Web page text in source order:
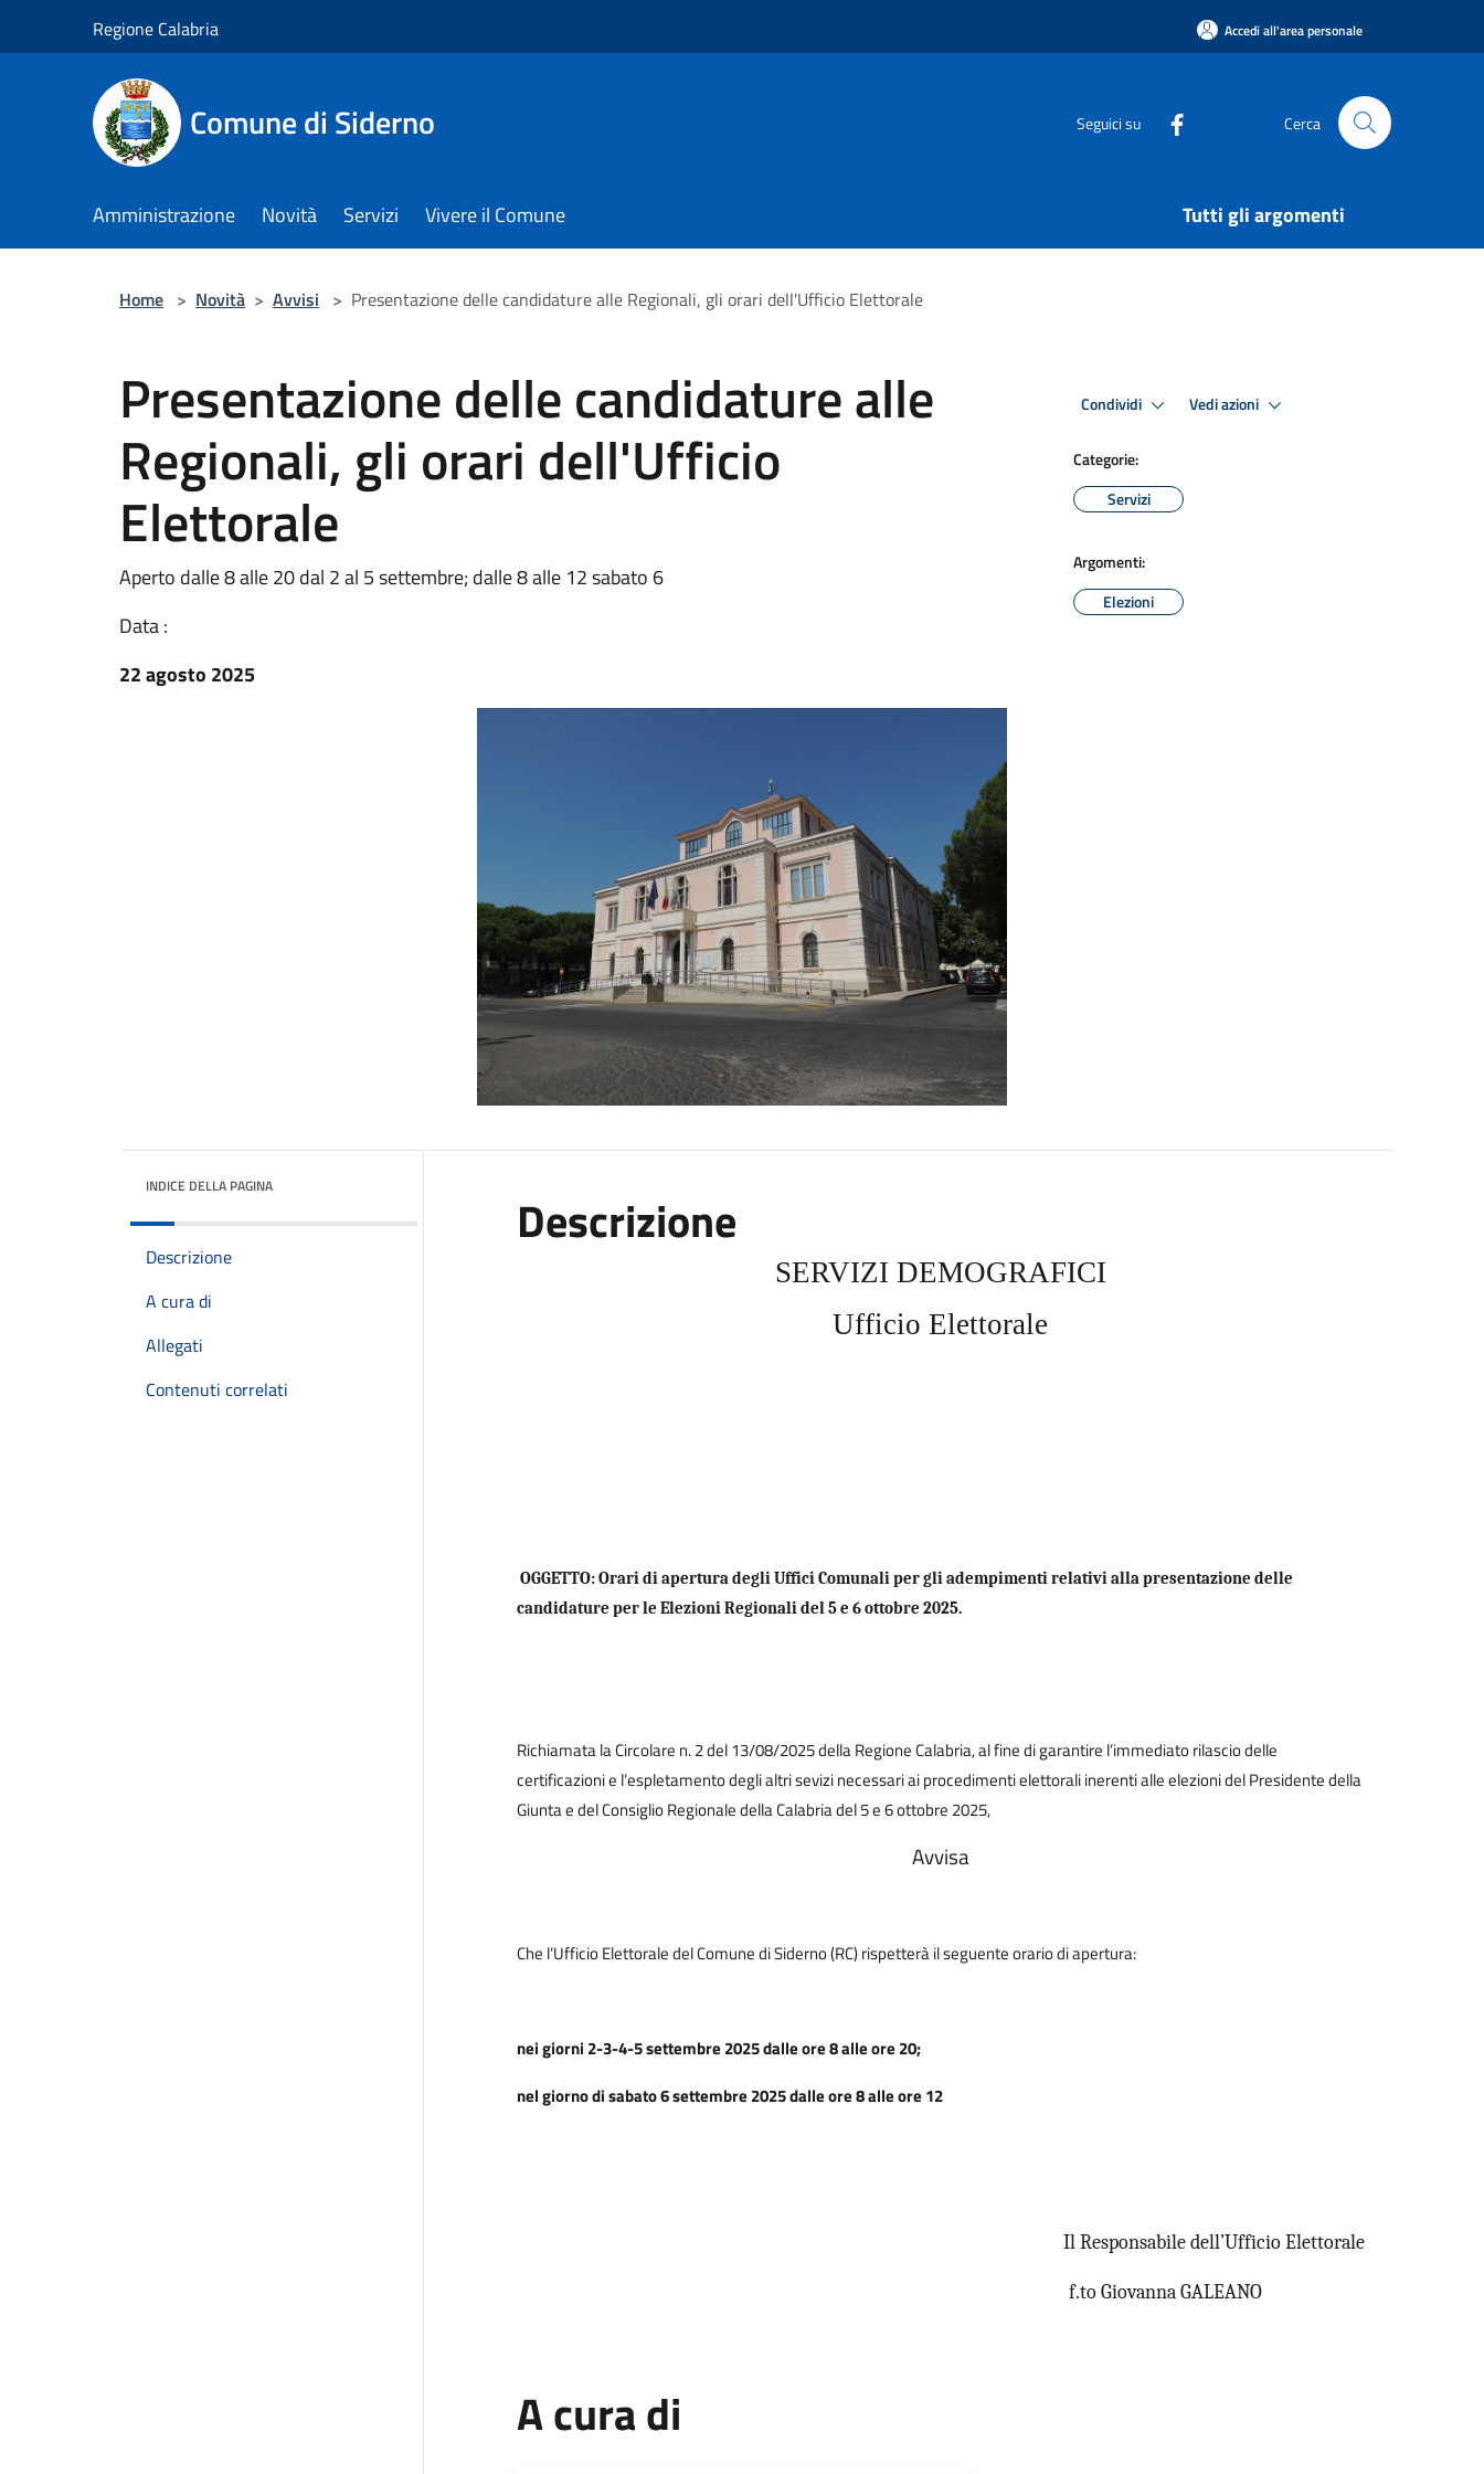
Regione Calabria Accedi all'area personale
Comune di Siderno Seguici su Cerca
Amministrazione Novità Servizi Vivere il Comune Tutti gli argomenti
Home > Novità > Avvisi > Presentazione delle candidature alle Regionali, gli orari dell'Ufficio Elettorale
Presentazione delle candidature alle
Regionali, gli orari dell'Ufficio
Elettorale
Aperto dalle 8 alle 20 dal 2 al 5 settembre; dalle 8 alle 12 sabato 6
Data :
22 agosto 2025
Condividi Vedi azioni
Categorie:
Servizi
Argomenti:
Elezioni
INDICE DELLA PAGINA
Descrizione
A cura di
Allegati
Contenuti correlati
Descrizione
SERVIZI DEMOGRAFICI
Ufficio Elettorale
OGGETTO: Orari di apertura degli Uffici Comunali per gli adempimenti relativi alla presentazione delle
candidature per le Elezioni Regionali del 5 e 6 ottobre 2025.
Richiamata la Circolare n. 2 del 13/08/2025 della Regione Calabria, al fine di garantire l’immediato rilascio delle
certificazioni e l’espletamento degli altri sevizi necessari ai procedimenti elettorali inerenti alle elezioni del Presidente della
Giunta e del Consiglio Regionale della Calabria del 5 e 6 ottobre 2025,
Avvisa
Che l’Ufficio Elettorale del Comune di Siderno (RC) rispetterà il seguente orario di apertura:
nei giorni 2-3-4-5 settembre 2025 dalle ore 8 alle ore 20;
nel giorno di sabato 6 settembre 2025 dalle ore 8 alle ore 12
Il Responsabile dell’Ufficio Elettorale
f.to Giovanna GALEANO
A cura di